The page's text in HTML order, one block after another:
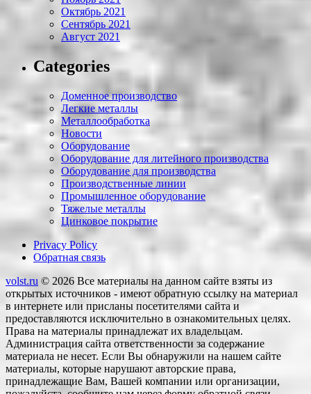
Октябрь 2021
Сентябрь 2021
Август 2021
Categories
Доменное производство
Легкие металлы
Металлообработка
Новости
Оборудование
Оборудование для литейного производства
Оборудование для производства
Производственные линии
Промышленное оборудование
Тяжелые металлы
Цинковое покрытие
Privacy Policy
Обратная связь
volst.ru © 2026 Все материалы на данном сайте взяты из
открытых источников - имеют обратную ссылку на материал
в интернете или присланы посетителями сайта и
предоставляются исключительно в ознакомительных целях.
Права на материалы принадлежат их владельцам.
Администрация сайта ответственности за содержание
материала не несет. Если Вы обнаружили на нашем сайте
материалы, которые нарушают авторские права,
принадлежащие Вам, Вашей компании или организации,